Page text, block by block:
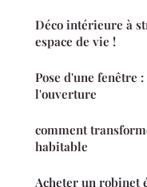
Déco intérieure à
espace de vie !
Pose d'une fenêtre
l'ouverture
comment
habitable
Acheter un robinet